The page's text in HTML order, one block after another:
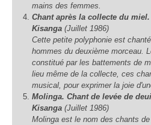
mains des femmes.
Chant après la collecte du
Kisanga (Juillet 1986)
Cette petite polyphonie est
hommes du deuxième morceau.
constitué par les battements de
lieu même de la collecte, ces
musical, pour exprimer la joie
Molinga. Chant de levée de
Kisanga (Juillet 1986)
Molinga est le nom des chants